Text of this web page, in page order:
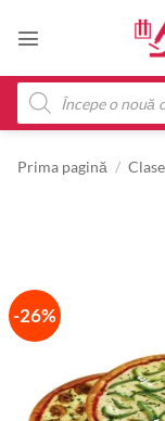
Products
search
Prima pagină /
-26%